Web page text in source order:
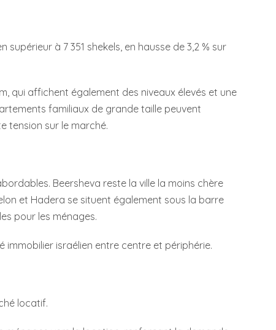
à 7 351 shekels, en hausse de 3,2 % sur
qui affichent également des niveaux élevés et une
familiaux de grande taille peuvent
tension sur le marché.
Beersheva reste la ville la moins chère
et Hadera se situent également sous la barre
pour les ménages.
israélien entre centre et périphérie.
locatif.